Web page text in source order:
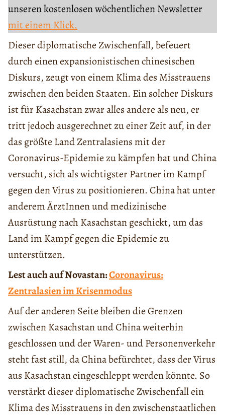
unseren kostenlosen wöchentlichen Newsletter
mit einem Klick.
Dieser diplomatische Zwischenfall, befeuert
durch einen expansionistischen chinesischen
Diskurs, zeugt von einem Klima des Misstrauens
zwischen den beiden Staaten. Ein solcher Diskurs
ist für Kasachstan zwar alles andere als neu, er
tritt jedoch ausgerechnet zu einer Zeit auf, in der
das größte Land Zentralasiens mit der
Coronavirus-Epidemie zu kämpfen hat und China
versucht, sich als wichtigster Partner im Kampf
gegen den Virus zu positionieren. China hat unter
anderem ÄrztInnen und medizinische
Ausrüstung nach Kasachstan geschickt, um das
Land im Kampf gegen die Epidemie zu
unterstützen.
Lest auch auf Novastan:Coronavirus:
Zentralasien im Krisenmodus
Auf der anderen Seite bleiben die Grenzen
zwischen Kasachstan und China weiterhin
geschlossen und der Waren- und Personenverkehr
steht fast still, da China befürchtet, dass der Virus
aus Kasachstan eingeschleppt werden könnte. So
verstärkt dieser diplomatische Zwischenfall ein
Klima des Misstrauens in den zwischenstaatlichen